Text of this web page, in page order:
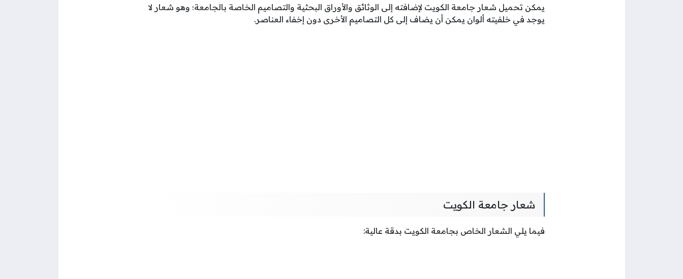
يمكن تحميل شعار جامعة الكويت لإضافته إلى الوثائق والأوراق البحثية والتصاميم الخاصة بالجامعة؛ وهو شعار لا
يوجد في خلفيته ألوان يمكن أن يضاف إلى كل التصاميم الأخرى دون إخفاء العناصر.
شعار جامعة الكويت
فيما يلي الشعار الخاص بجامعة الكويت بدقة عالية: